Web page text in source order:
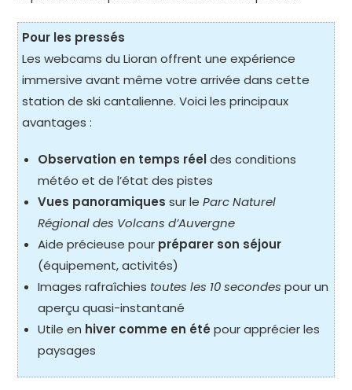
Pour les pressés
Les webcams du Lioran offrent une expérience
immersive avant même votre arrivée dans cette
station de ski cantalienne. Voici les principaux
avantages :
Observation en temps réeldes conditions
météo et de l’état des pistes
Vues panoramiques sur leParc Naturel
Régional des Volcans d’Auvergne
Aide précieuse pour préparer son séjour
(équipement, activités)
Images rafraîchies toutes les 10 secondes pour un
aperçu quasi-instantané
Utile en hiver comme en été pour apprécier les
paysages